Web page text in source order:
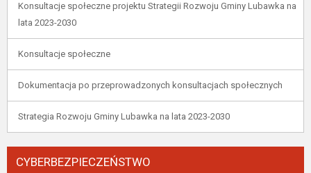
Konsultacje społeczne projektu Strategii Rozwoju Gminy Lubawka na
lata 2023-2030
Konsultacje społeczne
Dokumentacja po przeprowadzonych konsultacjach społecznych
Strategia Rozwoju Gminy Lubawka na lata 2023-2030
CYBERBEZPIECZEŃSTWO